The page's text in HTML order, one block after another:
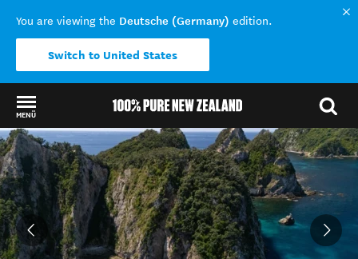
You are viewing the Deutsche (Germany) edition.
Switch to United States
MENÜ
Back to my results